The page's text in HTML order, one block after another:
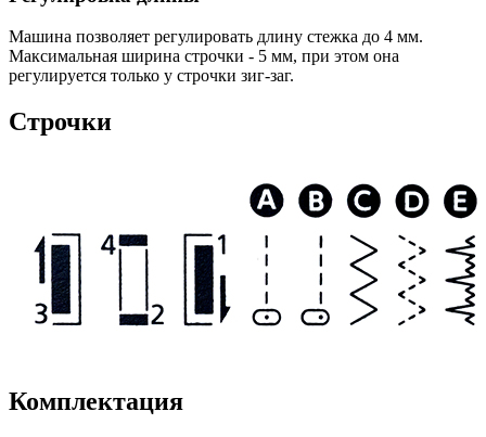
Машина позволяет регулировать длину стежка до 4 мм.
Максимальная ширина строчки - 5 мм, при этом она
регулируется только у строчки зиг-заг.
Строчки
Комплектация